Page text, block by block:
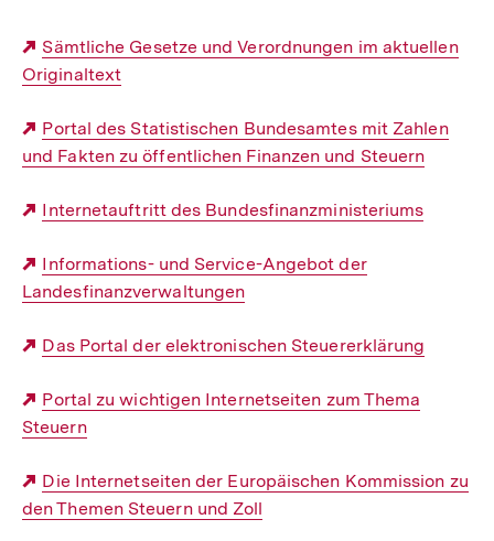
Externer
Link:
Sämtliche Gesetze und Verordnungen im aktuellen
Originaltext
Externer
Link:
Portal des Statistischen Bundesamtes mit Zahlen
und Fakten zu öffentlichen Finanzen und Steuern
Externer
Internetauftritt des Bundesfinanzministeriums
Externer
Link:
Informations- und Service-Angebot der
Landesfinanzverwaltungen
Externer
Das Portal der elektronischen Steuererklärung
Externer
Link:
Portal zu wichtigen Internetseiten zum Thema
Steuern
Externer
Link:
Die Internetseiten der Europäischen Kommission zu
den Themen Steuern und Zoll